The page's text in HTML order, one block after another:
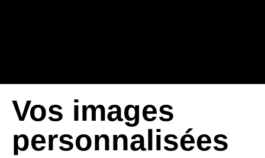
Vos images
personnalisées